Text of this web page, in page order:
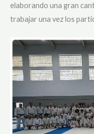
elaborando una gran
trabajar una vez los